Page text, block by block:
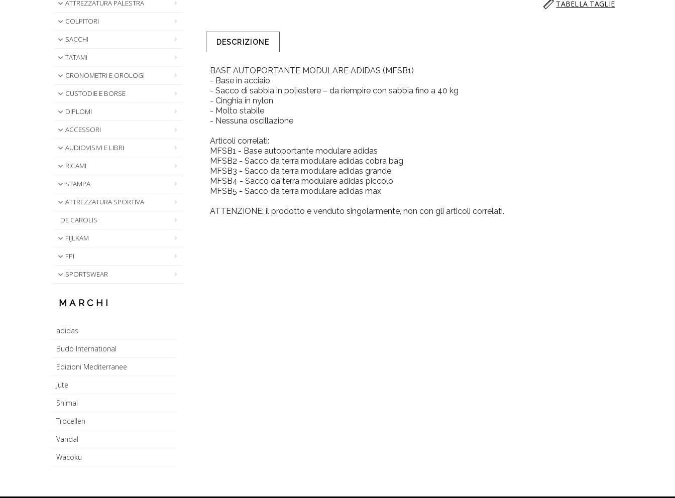
ATTREZZATURA PALESTRA
COLPITORI
SACCHI
TATAMI
CRONOMETRI E OROLOGI
CUSTODIE E BORSE
DIPLOMI
ACCESSORI
AUDIOVISIVI E LIBRI
RICAMI
STAMPA
ATTREZZATURA SPORTIVA
DE CAROLIS
FIJLKAM
FPI
SPORTSWEAR
MARCHI
adidas
Budo International
Edizioni Mediterranee
Jute
Shimai
Trocellen
Vandal
Wacoku
TABELLA TAGLIE
DESCRIZIONE
BASE AUTOPORTANTE MODULARE ADIDAS (MFSB1)
- Base in acciaio
- Sacco di sabbia in poliestere – da riempire con sabbia fino a 40 kg
- Cinghia in nylon
- Molto stabile
- Nessuna oscillazione
Articoli correlati:
MFSB1 - Base autoportante modulare adidas
MFSB2 - Sacco da terra modulare adidas cobra bag
MFSB3 - Sacco da terra modulare adidas grande
MFSB4 - Sacco da terra modulare adidas piccolo
MFSB5 - Sacco da terra modulare adidas max
ATTENZIONE: il prodotto e venduto singolarmente, non con gli articoli correlati.